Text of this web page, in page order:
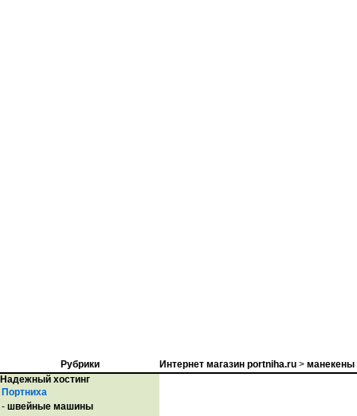
Рубрики
Надежный хостинг
Портниха
- швейные машины
Интернет магазин portniha.ru > манекены